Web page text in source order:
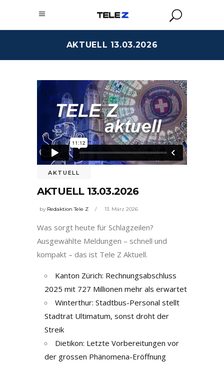
AKTUELL 13.03.2026
AKTUELL
AKTUELL 13.03.2026
by Redaktion Tele Z 13. März 2026
Was sorgt heute für Schlagzeilen?
Ausgewählte Meldungen – schnell und
kompakt – das ist Tele Z Aktuell.
Kanton Zürich: Rechnungsabschluss
2025 mit 727 Millionen mehr als erwartet
Winterthur: Stadtbus-Personal stellt
Stadtrat Ultimatum, sonst droht der
Streik
Dietikon: Letzte Vorbereitungen vor
der grossen Phänomena-Eröffnung